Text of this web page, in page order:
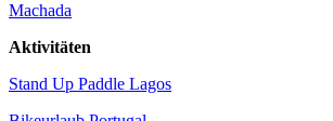
Machada
Aktivitäten
Stand Up Paddle Lagos